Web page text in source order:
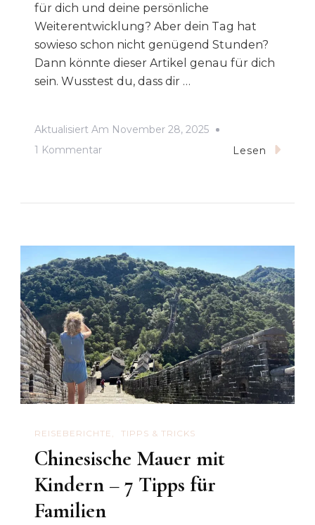
für dich und deine persönliche
Weiterentwicklung? Aber dein Tag hat
sowieso schon nicht genügend Stunden?
Dann könnte dieser Artikel genau für dich
sein. Wusstest du, dass dir …
Aktualisiert Am November 28, 2025
1 KommentarZu
Guide
Für
Eltern
Lesen
REISEBERICHTE TIPPS & TRICKS
Chinesische Mauer mit
Kindern – 7 Tipps für
Familien